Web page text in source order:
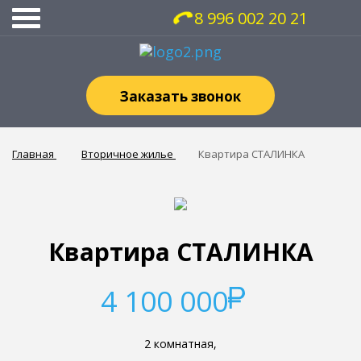
8 996 002 20 21
Заказать звонок
Главная Вторичное жилье Квартира СТАЛИНКА
Квартира СТАЛИНКА
4 100 000
2 комнатная,